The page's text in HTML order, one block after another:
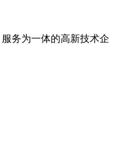
务为一体的高新技术企